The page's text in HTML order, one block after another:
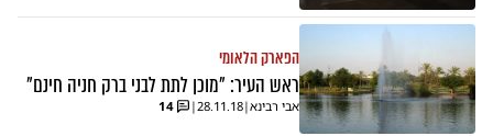
הפארק הלאומי
ראש העיר: "מוכן לתת לבני ברק חניה חינם"
אבי רבינא|
28.11.18
|
14